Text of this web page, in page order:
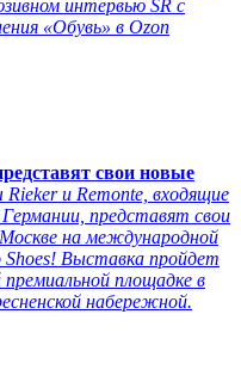
интервью SR с
«Обувь» в Ozon
свои новые
Rieker и Remonte, входящие
представят свои
Москве на международной
Shoes! Выставка пройдет
площадке в
набережной.